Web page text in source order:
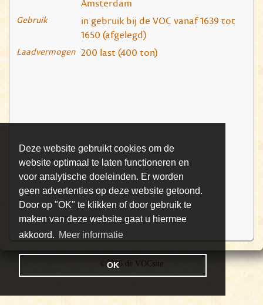
Deze website gebruikt cookies om de
website optimaal te laten functioneren en
voor analytische doeleinden. Er worden
geen advertenties op deze website getoond.
Door op "OK" te klikken of door gebruik te
maken van deze website gaat u hiermee
akkoord. Meer informatie
OK
Amsterdam
Gebruik
in gebruik bij de VOC vanaf 1639 tot
1650 (afgelegd)
Laadvermogen 200 last (400 ton)
©2026 de VOCsite